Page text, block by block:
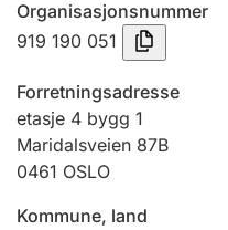
Tinglysing
Jeger
Betaling og
Organisasjonsnummer
919 190 051
Forretningsadresse
etasje 4 bygg 1
Maridalsveien 87B
0461 OSLO
Kommune, land